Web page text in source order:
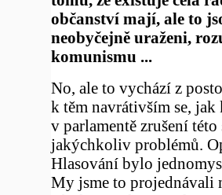
občanství mají, ale to
neobyčejně uraženi,
komunismu ...
No, ale to vychází z
k těm navrátivším se,
v parlamentě zrušení
jakýchkoliv problémů.
Hlasování bylo
My jsme to projednávali